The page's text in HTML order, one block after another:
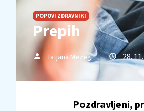
POPOVI ZDRAVNIKI
Prepih
Tatjana Mezeg 28.
Pozdravljeni,